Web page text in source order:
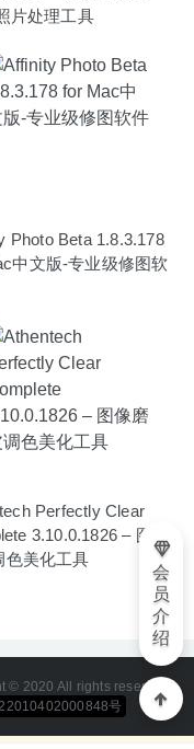
片处理工具
Photo Beta 1.8.3.178
中文版-专业级修图软
Perfectly Clear
3.10.0.1826 – 图像
色美化工具
© 2020 All rights reserved
号
会
员
介
绍